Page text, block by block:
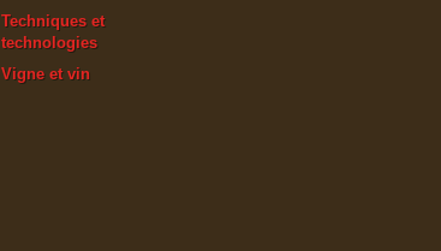
Techniques et
technologies
Vigne et vin